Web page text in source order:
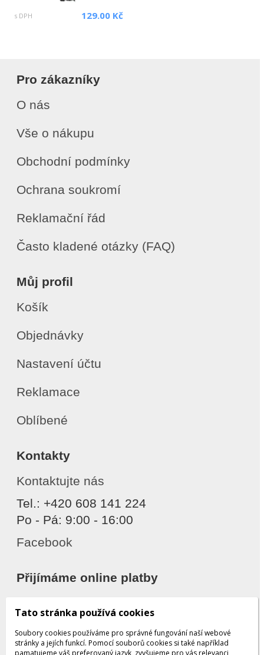
s DPH 129.00 Kč
Pro zákazníky
O nás
Vše o nákupu
Obchodní podmínky
Ochrana soukromí
Reklamační řád
Často kladené otázky (FAQ)
Můj profil
Košík
Objednávky
Nastavení účtu
Reklamace
Oblíbené
Kontakty
Kontaktujte nás
Tel.: +420 608 141 224
Po - Pá: 9:00 - 16:00
Facebook
Přijímáme online platby
Tato stránka používá cookies
Soubory cookies používáme pro správné fungování naší webové
stránky a jejích funkcí. Pomocí souborů cookies si také například
pamatujeme váš preferovaný jazyk, zvyšujeme pro vás relevanci